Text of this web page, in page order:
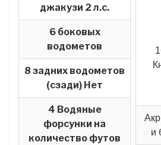
джакузи 2 л.с.
6 боковых
водометов
8 задних водометов
(сзади) Нет
4 Водяные
форсунки на
количество футов
и